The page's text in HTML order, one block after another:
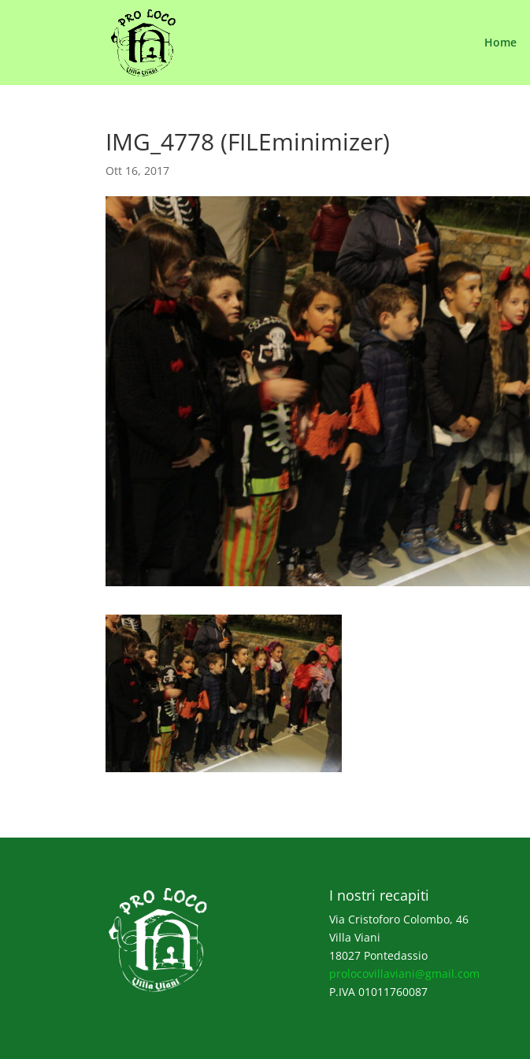
Home
IMG_4778 (FILEminimizer)
Ott 16, 2017
I nostri recapiti
Via Cristoforo Colombo, 46
Villa Viani
18027 Pontedassio
prolocovillaviani@gmail.com
P.IVA 01011760087